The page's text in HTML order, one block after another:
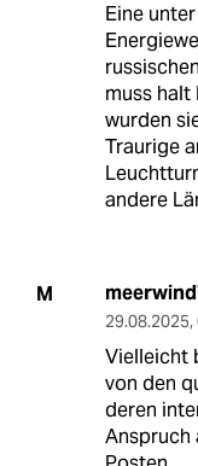
Eine
muss halt
wurden
Traurige
andere
M
29.08.2025,
Vielleicht
von den
deren
Anspruch